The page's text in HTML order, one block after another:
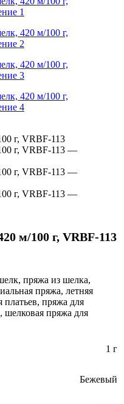
м/100 г, VRBF-113
пряжа из шелка,
пряжа, летняя
пряжа для
шелковая пряжа для
1 г
Бежевый